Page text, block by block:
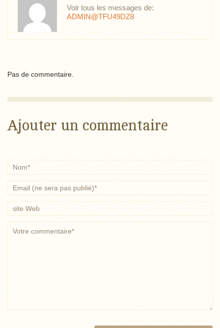
Voir tous les messages de:
ADMIN@TFU49DZ8
Pas de commentaire.
Ajouter un commentaire